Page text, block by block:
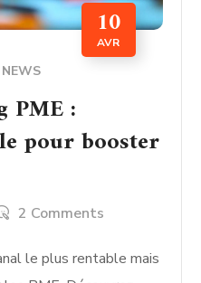
10
AVR
NEWS
PME :
pour booster
2 Comments
le plus rentable mais